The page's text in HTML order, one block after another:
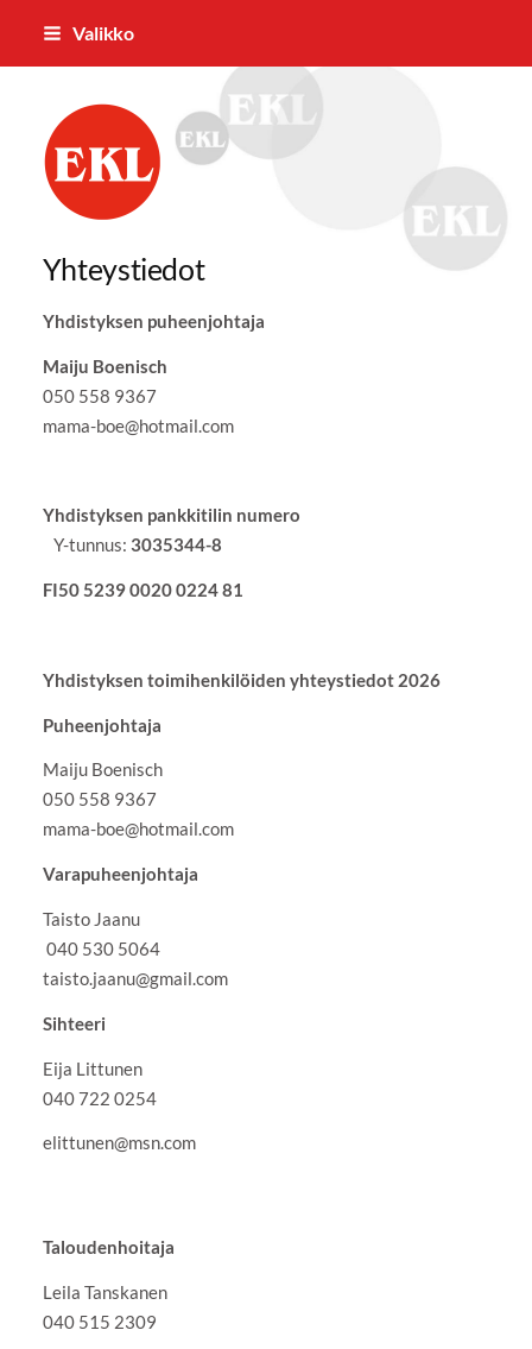
Siirry
Valikko
Loimaan Eläkkeensaajat ry
Yhteystiedot
Yhdistyksen puheenjohtaja
Maiju Boenisch
050 558 9367
mama-boe@hotmail.com
Yhdistyksen pankkitilin numero
Y-tunnus: 3035344-8
FI50 5239 0020 0224 81
Yhdistyksen toimihenkilöiden yhteystiedot 2026
Puheenjohtaja
Maiju Boenisch
050 558 9367
mama-boe@hotmail.com
Varapuheenjohtaja
Taisto Jaanu
040 530 5064
taisto.jaanu@gmail.com
Sihteeri
Eija Littunen
040 722 0254
elittunen@msn.com
Taloudenhoitaja
Leila Tanskanen
040 515 2309